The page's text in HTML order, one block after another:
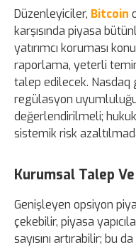
Düzenleyiciler, Bitcoin
karşısında piyasa
yatırımcı koruması
raporlama, yeterli
talep edilecek. Nasdaq
regülasyon
değerlendirilmeli;
sistemik risk
Kurumsal Talep
Genişleyen opsiyon
çekebilir, piyasa
sayısını artırabilir; bu